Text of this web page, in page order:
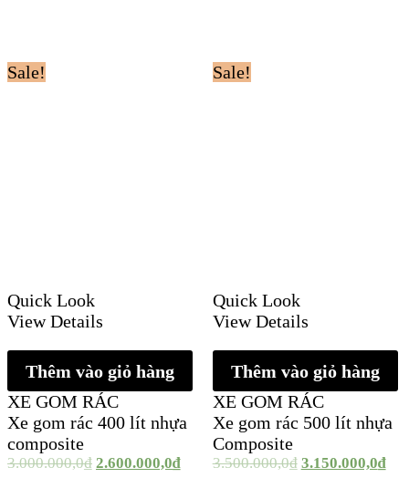
Sale!
Quick Look
View Details
Thêm vào giỏ hàng
XE GOM RÁC
Xe gom rác 400 lít nhựa
composite
3.000.000,0₫ 2.600.000,0₫
Sale!
Quick Look
View Details
Thêm vào giỏ hàng
XE GOM RÁC
Xe gom rác 500 lít nhựa
Composite
3.500.000,0₫ 3.150.000,0₫